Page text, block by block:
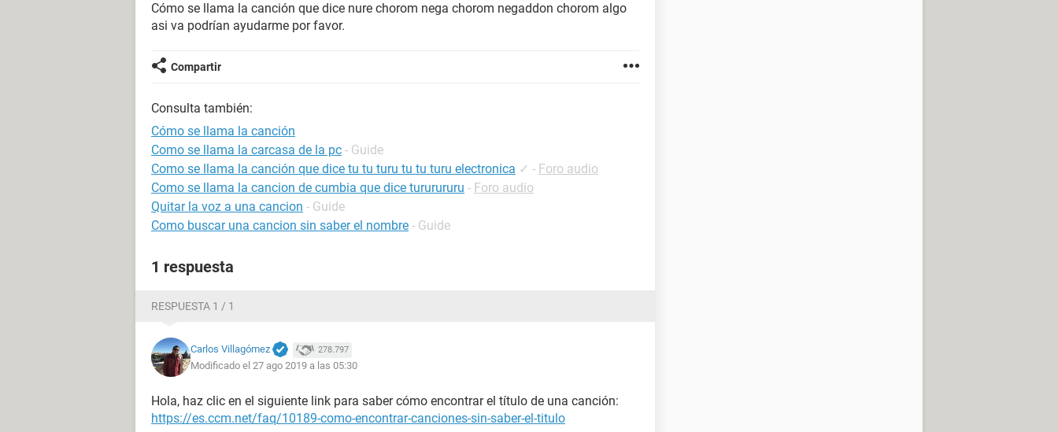
Cómo se llama la canción que dice nure chorom nega chorom negaddon chorom algo
asi va podrían ayudarme por favor.
Compartir
Consulta también:
Cómo se llama la canción
Como se llama la carcasa de la pc - Guide
Como se llama la canción que dice tu tu turu tu tu turu electronica ✓ - Foro audio
Como se llama la cancion de cumbia que dice tururururu - Foro audio
Quitar la voz a una cancion - Guide
Como buscar una cancion sin saber el nombre - Guide
1 respuesta
RESPUESTA 1 / 1
Carlos Villagómez 278.797
Modificado el 27 ago 2019 a las 05:30
Hola, haz clic en el siguiente link para saber cómo encontrar el título de una canción:
https://es.ccm.net/faq/10189-como-encontrar-canciones-sin-saber-el-titulo